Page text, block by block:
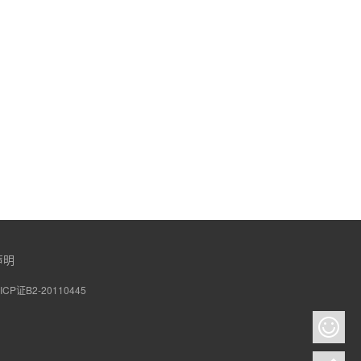
证B2-20110445